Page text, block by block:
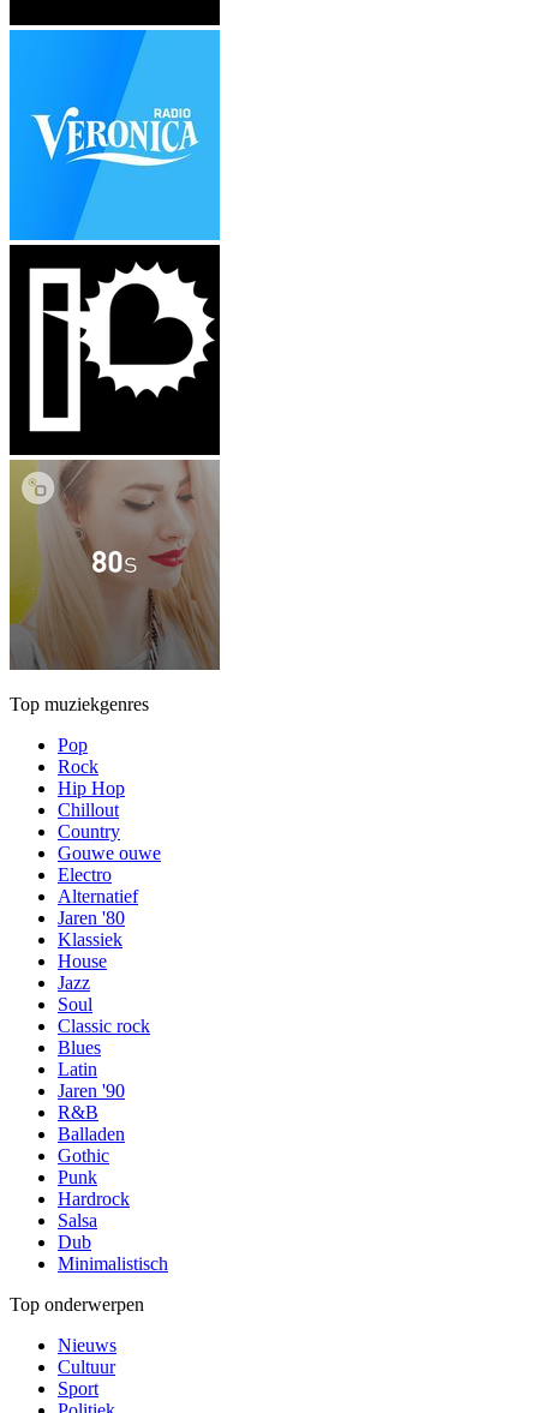
Top muziekgenres
Pop
Rock
Hip Hop
Chillout
Country
Gouwe ouwe
Electro
Alternatief
Jaren '80
Klassiek
House
Jazz
Soul
Classic rock
Blues
Latin
Jaren '90
R&B
Balladen
Gothic
Punk
Hardrock
Salsa
Dub
Minimalistisch
Top onderwerpen
Nieuws
Cultuur
Sport